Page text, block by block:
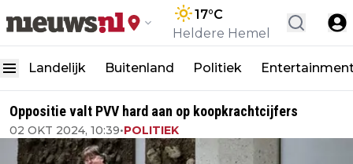
17°C
Heldere Hemel
Landelijk Buitenland Politiek
Oppositie valt PVV hard aan op koopkrachtcijfers
02 OKT 2024, 10:39•POLITIEK